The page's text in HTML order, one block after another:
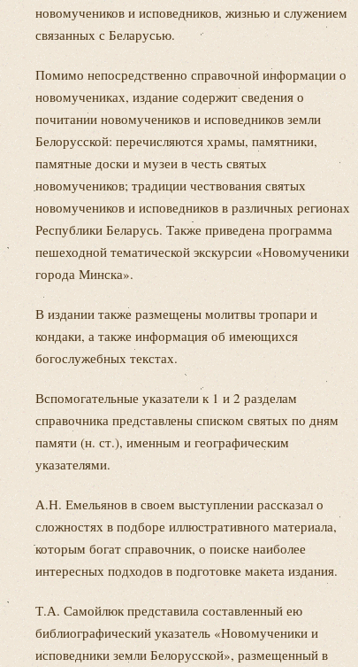
новомучеников и исповедников, жизнью и служением
связанных с Беларусью.
Помимо непосредственно справочной информации о
новомучениках, издание содержит сведения о
почитании новомучеников и исповедников земли
Белорусской: перечисляются храмы, памятники,
памятные доски и музеи в честь святых
новомучеников; традиции чествования святых
новомучеников и исповедников в различных регионах
Республики Беларусь. Также приведена программа
пешеходной тематической экскурсии «Новомученики
города Минска».
В издании также размещены молитвы тропари и
кондаки, а также информация об имеющихся
богослужебных текстах.
Вспомогательные указатели к 1 и 2 разделам
справочника представлены списком святых по дням
памяти (н. ст.), именным и географическим
указателями.
А.Н. Емельянов в своем выступлении рассказал о
сложностях в подборе иллюстративного материала,
которым богат справочник, о поиске наиболее
интересных подходов в подготовке макета издания.
Т.А. Самойлюк представила составленный ею
библиографический указатель «Новомученики и
исповедники земли Белорусской», размещенный в